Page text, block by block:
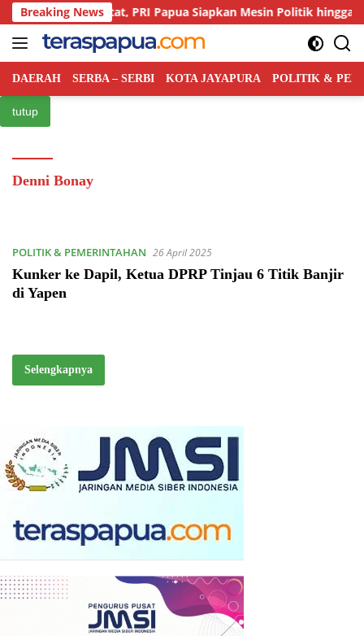
Langsung
ke
konten
Breaking News
Kian Ketat, PRI Papua Siapkan Mesin Politik hingga
DAERAH SERBA – SERBI KOTA JAYAPURA POLITIK &
tutup
Denni Bonay
POLITIK & PEMERINTAHAN 26 April 2025
Kunker ke Dapil, Ketua DPRP Tinjau 6 Titik Banjir
di Yapen
Selengkapnya